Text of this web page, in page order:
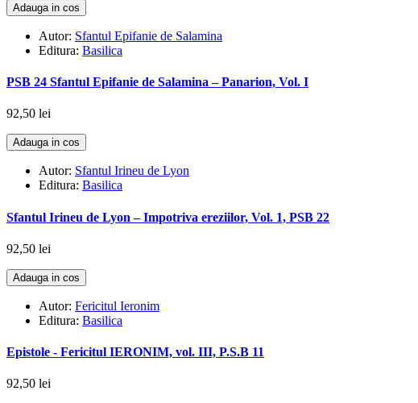
Adauga in cos
Autor: Sfantul Epifanie de Salamina
Editura: Basilica
PSB 24 Sfantul Epifanie de Salamina – Panarion, Vol. I
92,50 lei
Adauga in cos
Autor: Sfantul Irineu de Lyon
Editura: Basilica
Sfantul Irineu de Lyon – Impotriva ereziilor, Vol. 1, PSB 22
92,50 lei
Adauga in cos
Autor: Fericitul Ieronim
Editura: Basilica
Epistole - Fericitul IERONIM, vol. III, P.S.B 11
92,50 lei